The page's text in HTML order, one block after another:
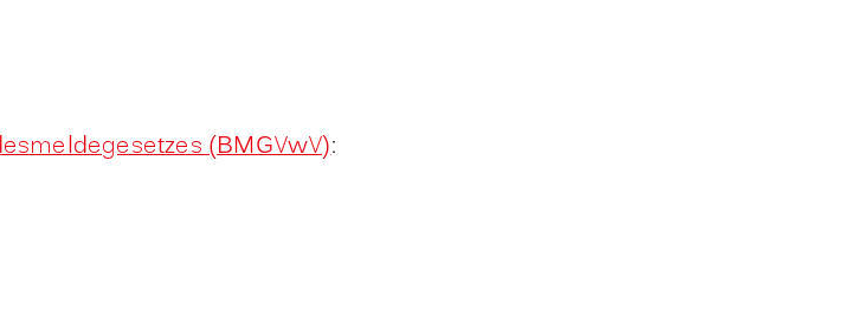
(BMGVwV):